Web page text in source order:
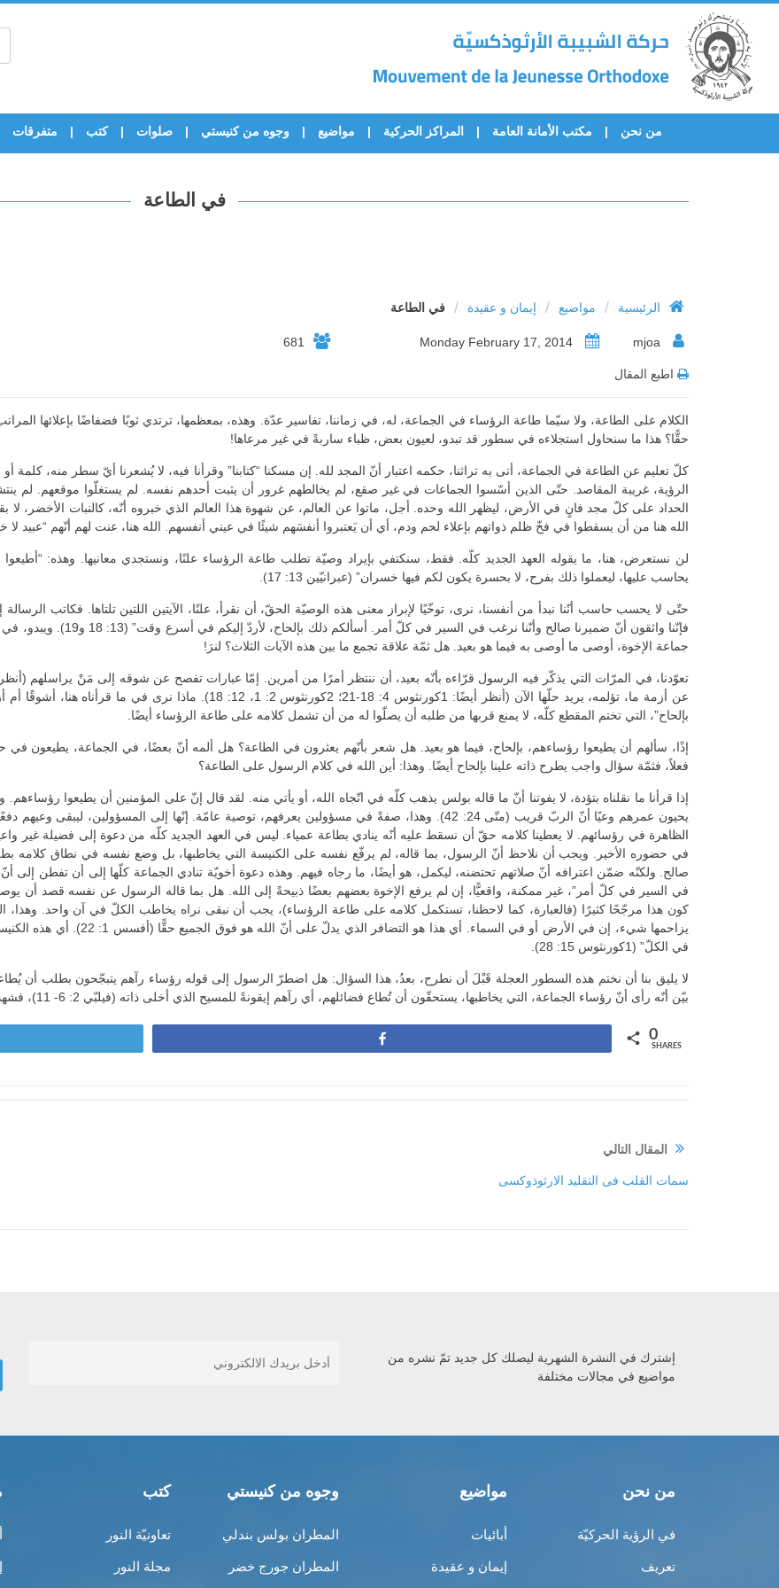
من نحن مكتب الأمانة العامة المراكز الحركية مواضيع وجوه من كنيستي صلوات كتب متفرقات
في الطاعة
الرئيسية / مواضيع / إيمان و عقيدة / في الطاعة
681
اطبع المقال
الكلام على الطاعة، ولا سيّما طاعة الرؤساء في الجماعة، له، في زماننا، تفاسير عدّة. وهذه، بمعظمها، ترتدي ثوبًا فضفاضًا بإعلائها
حقًّا؟ هذا ما سنحاول استجلاءه في سطور قد تبدو، لعيون بعض، ظباء ساربةً في غير مرعاها!
كلّ تعليم عن الطاعة في الجماعة، أتى به تراثنا، حكمه اعتبار أنّ المجد لله. إن مسكنا “كتابنا” وقرأنا فيه، لا يُشعرنا أيّ سطر منه،
الرؤية، غريبة المقاصد. حتّى الذين أسّسوا الجماعات في غير صقع، لم يخالطهم غرور أن يثبت أحدهم نفسه. لم يستغلّوا موقعهم. لم
الحداد على كلّ مجد فانٍ في الأرض، ليظهر الله وحده. أجل، ماتوا عن العالم، عن شهوة هذا العالم الذي خبروه أنّه، كالنبات الأخضر،
الله هنا من أن يسقطوا في فخّ ظلم ذواتهم بإعلاء لحم ودم، أي أن يَعتبروا أنفسَهم شيئًا في عيني أنفسهم. الله هنا، عنت لهم أنّهم “عبيد لا خير فيهم” (لوقا 17: 10). لا يصدع أمرٌ
لن نستعرض، هنا، ما يقوله العهد الجديد كلّه. فقط، سنكتفي بإيراد وصيّة تطلب طاعة الرؤساء علنًا، ونستجدي معانيها. وهذه:
يحاسب عليها، ليعملوا ذلك بفرح، لا بحسرة يكون لكم فيها خسران” (عبرانيّين 13: 17).
حتّى لا يحسب حاسب أنّنا نبدأ من أنفسنا، نرى، توخّيًا لإبراز معنى هذه الوصيّة الحقّ، أن نقرأ، علنًا، الآيتين اللتين تلتاها. فكاتب الرسالة
فإنّنا واثقون أنّ ضميرنا صالح
جماعة الإخوة، أوصى ما أوصى به فيما هو بعيد. هل ثمّة علاقة تجمع ما بين هذه الآيات الثلاث؟ لنرَ!
عن أزمة ما، تؤلمه، يريد حلّها الآن (أنظر أيضًا: 1كورنثوس 4: 18-21؛
بإلحاح”، التي تختم المقطع كلّه، لا يمنع قربها من طلبه أن يصلّوا له من أن تشمل كلامه على طاعة الرؤساء أيضًا.
إذًا، سألهم أن يطيعوا رؤساءهم، بإلحاح، فيما هو بعيد. هل شعر بأنّهم يعثرون في الطاعة؟ هل ألمه أنّ بعضًا، في الجماعة، يطيعون
فعلاً، فثمّة سؤال واجب يطرح ذاته علينا بإلحاح أيضًا. وهذا: أين الله في كلام الرسول على الطاعة؟
إذا قرأنا ما نقلناه بتؤدة، لا يفوتنا أنّ ما قاله بولس يذهب كلّه في اتّجاه الله، أو يأتي منه. لقد قال إنّ على المؤمنين أن يطيعوا
يحيون عمرهم وعيًا أنّ الربّ قريب (متّى 24: 42). وهذا، صفةً في مسؤولين يعرفهم، توصية عامّة. إنّها إلى
الظاهرة في رؤسائهم. لا يعطينا كلامه حقّ أن نسقط عليه أنّه ينادي بطاعة عمياء. ليس في العهد الجديد كلّه من دعوة إلى فضيلة غير
في حضوره الأخير. ويجب أن نلاحظ أنّ الرسول، بما قاله، لم يرفّع نفسه على الكنيسة التي يخاطبها، بل وضع نفسه في نطاق كلامه
صالح. ولكنّه ضمّن اعترافه أنّ صلاتهم تحتضنه، ليكمل، هو أيضًا، ما رجاه فيهم. وهذه دعوة أخويّة تنادي الجماعة كلّها إلى أن تفطن إلى أنّ
في السير في كلّ أمر”، غير ممكنة، واقعيًّا، إن لم يرفع الإخوة بعضهم بعضًا ذبيحةً إلى الله. هل بما قاله الرسول عن نفسه قصد أن
كون هذا مرجّحًا كثيرًا (فالعبارة، كما لاحظنا، تستكمل كلامه على طاعة الرؤساء)، يجب أن نبقى نراه يخاطب الكلّ في آن واحد.
يزاحمها شيء، إن في الأرض أو في
في الكلّ” (1كورنثوس 15: 28).
لا يليق بنا أن نختم هذه السطور العجلة قَبْلَ أن نطرح، بعدُ، هذا السؤال: هل اضطرّ الرسول إلى قوله رؤساء رآهم يتبجّحون بطلب أن
بيّن أنّه رأى أنّ رؤساء الجماعة، التي يخاطبها، يستحقّون أن تُطاع فضائلهم، أي رآهم إيقونةً للمسيح الذي أخلى ذاته (فيلبّي 2: 6- 11)، فشهد لحقّ الله فيهم. يبقى أن نعتبر، لتعمّ الطاعة للحقّ!
0
SHARES
المقال التالي
سمات القلب فى التقليد الارثوذوكسى
إشترك في النشرة الشهرية ليصلك كل جديد تمّ نشره من
مواضيع في مجالات مختلفة
من نحن
في الرؤية الحركيّة
تعريف
مواضيع
أبائيات
إيمان و عقيدة
وجوه من كنيستي
المطران بولس بندلي
المطران جورج خضر
كتب
تعاونيّة النور
مجلة النور